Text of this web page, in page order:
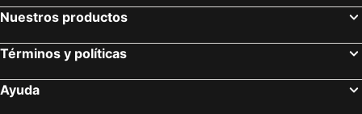
Bolonia, Emilia-Romaña Hoteles
Turín, Piamonte Hoteles
Nuestros productos
Términos y políticas
Ayuda